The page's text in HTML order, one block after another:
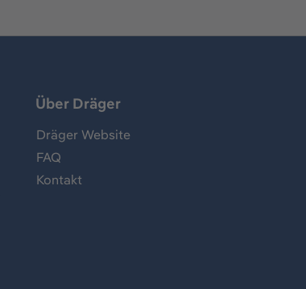
Über Dräger
Dräger Website
FAQ
Kontakt